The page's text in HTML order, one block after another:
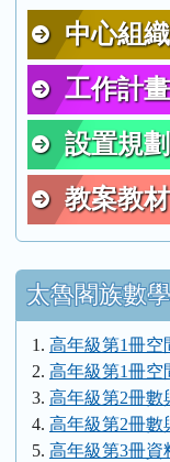
中心組織
工作計畫
設置規劃
教案教材
太魯閣族數
高年級第1冊空
高年級第1冊空
高年級第2冊數
高年級第2冊數
高年級第3冊資